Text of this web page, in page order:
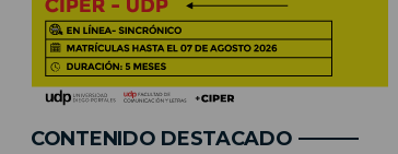
CONTENIDO DESTACADO